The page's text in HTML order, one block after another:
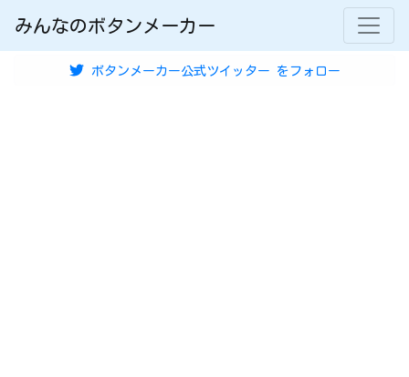
みんなのボタンメーカー
ボタンメーカー公式ツイッター をフォロー